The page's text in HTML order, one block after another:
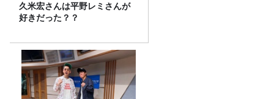
久米宏さんは平野レミさんが
好きだった？？